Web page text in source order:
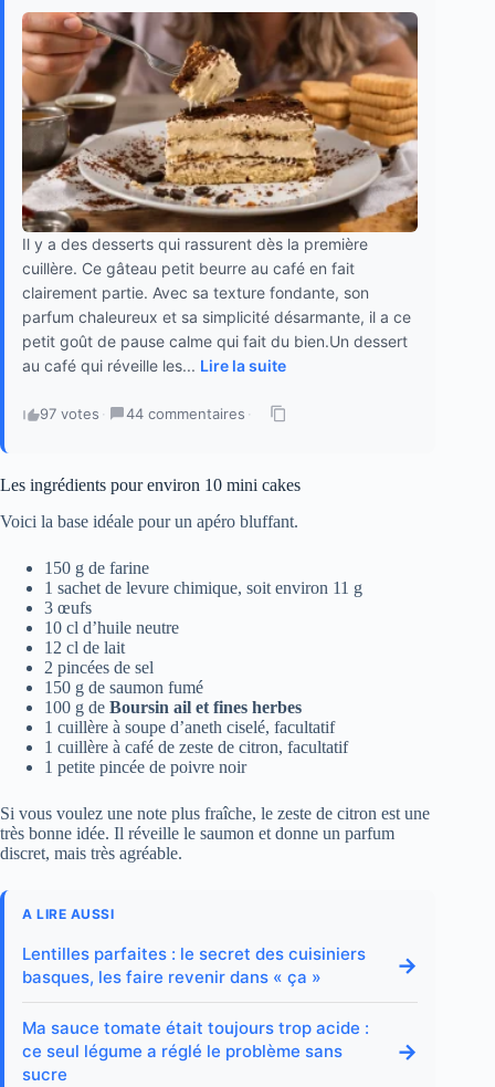
Il y a des desserts qui rassurent dès la première
cuillère. Ce gâteau petit beurre au café en fait
clairement partie. Avec sa texture fondante, son
parfum chaleureux et sa simplicité désarmante, il a ce
petit goût de pause calme qui fait du bien.Un dessert
au café qui réveille les... Lire la suite
97 votes · 44 commentaires ·
Les ingrédients pour environ 10 mini cakes
Voici la base idéale pour un apéro bluffant.
150 g de farine
1 sachet de levure chimique, soit environ 11 g
3 œufs
10 cl d’huile neutre
12 cl de lait
2 pincées de sel
150 g de saumon fumé
100 g de Boursin ail et fines herbes
1 cuillère à soupe d’aneth ciselé, facultatif
1 cuillère à café de zeste de citron, facultatif
1 petite pincée de poivre noir
Si vous voulez une note plus fraîche, le zeste de citron est une
très bonne idée. Il réveille le saumon et donne un parfum
discret, mais très agréable.
A LIRE AUSSI
Lentilles parfaites : le secret des cuisiniers
basques, les faire revenir dans « ça »
→
Ma sauce tomate était toujours trop acide :
ce seul légume a réglé le problème sans
sucre
→